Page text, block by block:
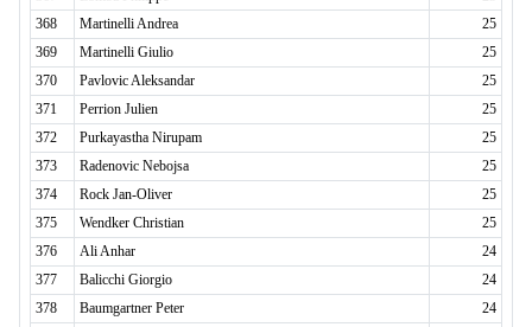
368
Martinelli Andrea
25
369
Martinelli Giulio
25
370
Pavlovic Aleksandar
25
371
Perrion Julien
25
372
Purkayastha Nirupam
25
373
Radenovic Nebojsa
25
374
Rock Jan-Oliver
25
375
Wendker Christian
25
376
Ali Anhar
24
377
Balicchi Giorgio
24
378
Baumgartner Peter
24